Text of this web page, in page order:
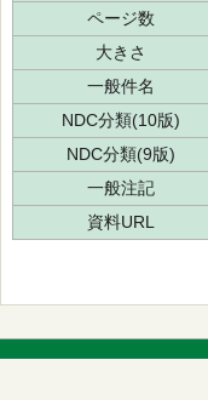
ページ数
大きさ
一般件名
NDC分類(10版)
NDC分類(9版)
一般注記
資料URL